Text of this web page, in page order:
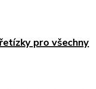
pro všechny